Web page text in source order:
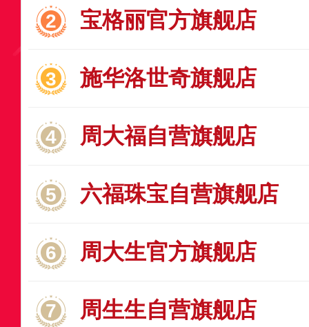
宝格丽官方旗舰店
施华洛世奇旗舰店
周大福自营旗舰店
六福珠宝自营旗舰店
周大生官方旗舰店
周生生自营旗舰店